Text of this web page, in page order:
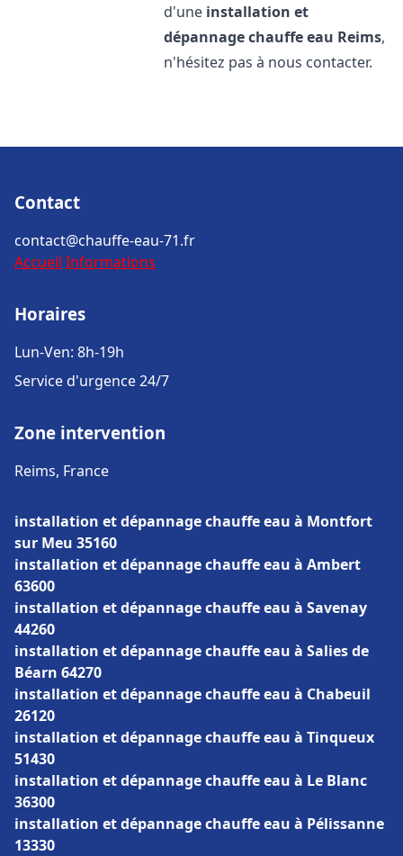
d'une installation et
dépannage chauffe eau Reims,
n'hésitez pas à nous contacter.
Contact
contact@chauffe-eau-71.fr
Accueil Informations
Horaires
Lun-Ven: 8h-19h
Service d'urgence 24/7
Zone intervention
Reims, France
installation et dépannage chauffe eau à Montfort
sur Meu 35160
installation et dépannage chauffe eau à Ambert
63600
installation et dépannage chauffe eau à Savenay
44260
installation et dépannage chauffe eau à Salies de
Béarn 64270
installation et dépannage chauffe eau à Chabeuil
26120
installation et dépannage chauffe eau à Tinqueux
51430
installation et dépannage chauffe eau à Le Blanc
36300
installation et dépannage chauffe eau à Pélissanne
13330